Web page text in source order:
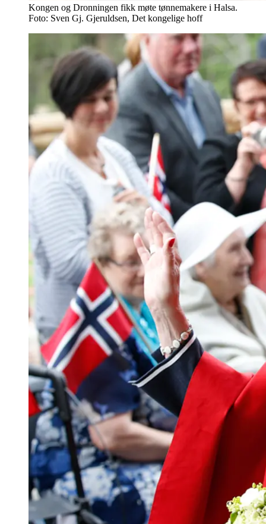
Kongen og Dronningen fikk møte tønnemakere i Halsa.
Foto: Sven Gj. Gjeruldsen, Det kongelige hoff